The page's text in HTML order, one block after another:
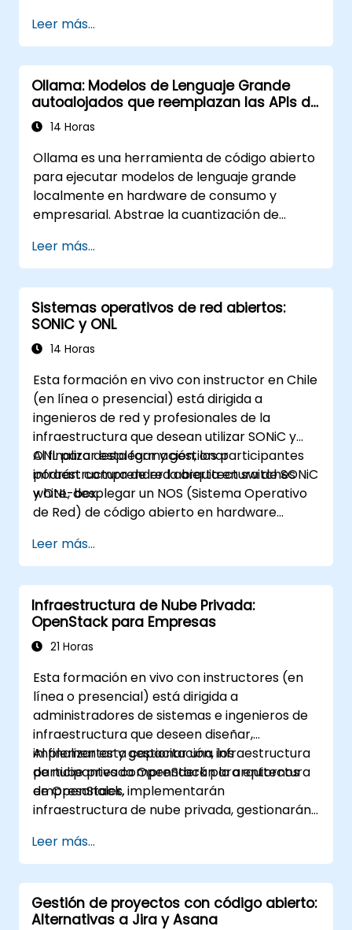
adopción por parte del usuario.
Leer más...
Ollama: Modelos de Lenguaje Grande
autoalojados que reemplazan las APIs de
OpenAI y Claude
14 Horas
Ollama es una herramienta de código abierto
para ejecutar modelos de lenguaje grande
localmente en hardware de consumo y
empresarial. Abstrae la cuantización de
API en una única interfaz de línea de
comandos, permitiendo que las
organizaciones alojen sus propios LLM como
Llama, Mistral y Qwen sin enviar prompts ni
datos a OpenAI, Anthropic o Google.
Leer más...
Sistemas operativos de red abiertos:
SONiC y ONL
14 Horas
Esta formación en vivo con instructor en Chile
(en línea o presencial) está dirigida a
ingenieros de red y profesionales de la
infraestructura que desean utilizar SONiC y
ONL para desplegar y gestionar
infraestructura de red abierta en switches
white-box.
Al finalizar esta formación, los participantes
podrán: comprender la arquitectura de SONiC
y ONL, desplegar un NOS (Sistema Operativo
de Red) de código abierto en hardware
implementar monitoreo y automatización.
Leer más...
Infraestructura de Nube Privada:
OpenStack para Empresas
21 Horas
Esta formación en vivo con instructores (en
línea o presencial) está dirigida a
administradores de sistemas e ingenieros de
infraestructura que deseen diseñar,
implementar y gestionar una infraestructura
de nube privada OpenStack para entornos
empresariales.
Al finalizar esta capacitación, los
participantes comprenderán la arquitectura
de OpenStack, implementarán
infraestructura de nube privada, gestionarán
aplicarán seguridad con Keystone y
adoptarán las mejores prácticas
empresariales.
Leer más...
Gestión de proyectos con código abierto:
Alternativas a Jira y Asana